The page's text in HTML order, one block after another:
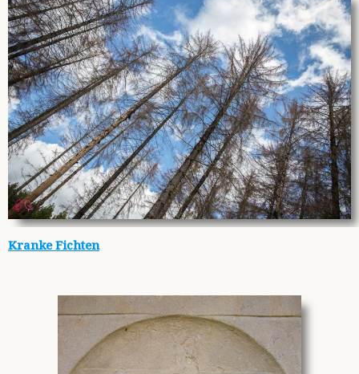
Kranke Fichten